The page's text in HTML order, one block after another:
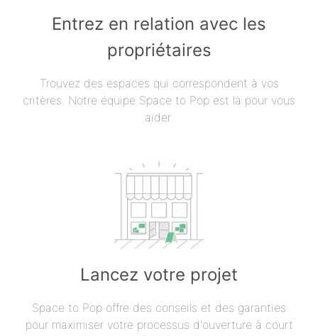
Entrez en relation avec les
propriétaires
Trouvez des espaces qui correspondent à vos
critères. Notre équipe Space to Pop est là pour vous
aider.
Lancez votre projet
Space to Pop offre des conseils et des garanties
pour maximiser votre processus d'ouverture à court